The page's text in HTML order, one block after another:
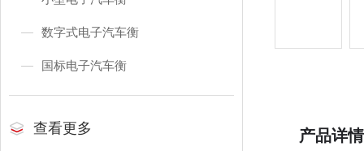
数字式电子汽车衡
国标电子汽车衡
查看更多 产品详情